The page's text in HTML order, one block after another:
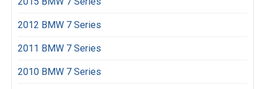
2012 BMW 7 Series
2011 BMW 7 Series
2010 BMW 7 Series